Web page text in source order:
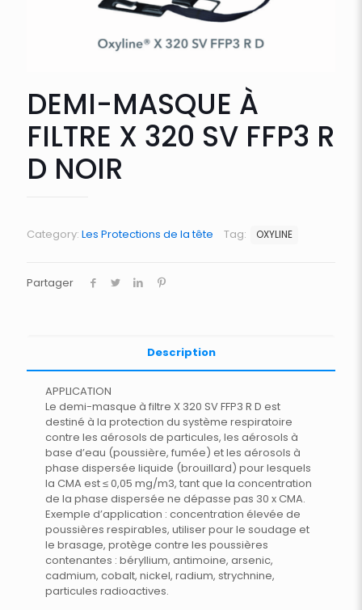
DEMI-MASQUE À
FILTRE X 320 SV FFP3 R
D NOIR
Category: Les Protections de la tête Tag: OXYLINE
Partager
Description
APPLICATION
Le demi-masque à filtre X 320 SV FFP3 R D est
destiné à la protection du système respiratoire
contre les aérosols de particules, les aérosols à
base d’eau (poussière, fumée) et les aérosols à
phase dispersée liquide (brouillard) pour lesquels
la CMA est ≤ 0,05 mg/m3, tant que la concentration
de la phase dispersée ne dépasse pas 30 x CMA.
Exemple d’application : concentration élevée de
poussières respirables, utiliser pour le soudage et
le brasage, protège contre les poussières
contenantes : béryllium, antimoine, arsenic,
cadmium, cobalt, nickel, radium, strychnine,
particules radioactives.